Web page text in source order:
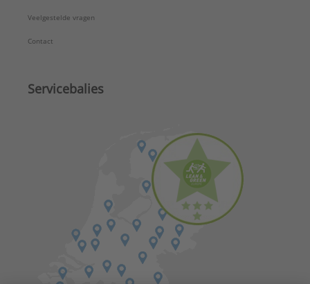
Veelgestelde vragen
Contact
Servicebalies